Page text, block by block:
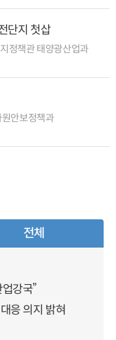
단지 첫삽
정책관 태양광산업과
안보정책과
전체
강국”
응 의지 밝혀